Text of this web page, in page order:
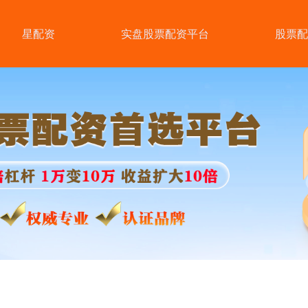
星配资 实盘股票配资平台 股票